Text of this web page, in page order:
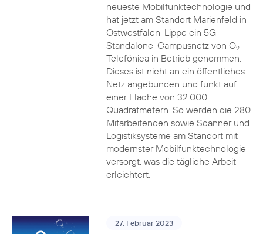
neueste Mobilfunktechnologie und
hat jetzt am Standort Marienfeld in
Ostwestfalen-Lippe ein 5G-
Standalone-Campusnetz von O2
Telefónica in Betrieb genommen.
Dieses ist nicht an ein öffentliches
Netz angebunden und funkt auf
einer Fläche von 32.000
Quadratmetern. So werden die 280
Mitarbeitenden sowie Scanner und
Logistiksysteme am Standort mit
modernster Mobilfunktechnologie
versorgt, was die tägliche Arbeit
erleichtert.
27. Februar 2023